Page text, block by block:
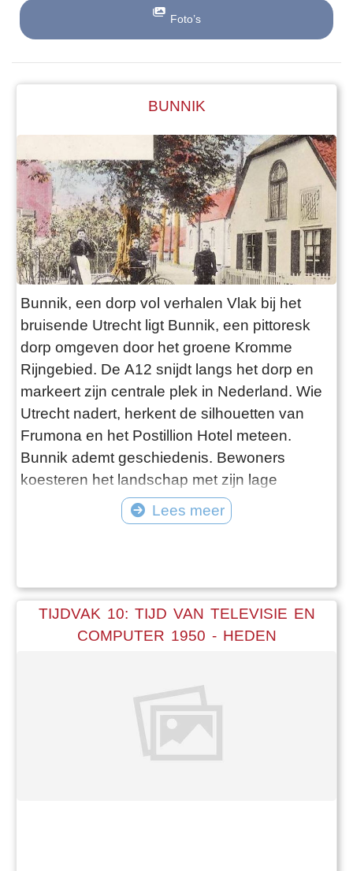
Foto’s
BUNNIK
Bunnik, een dorp vol verhalen Vlak bij het
bruisende Utrecht ligt Bunnik, een pittoresk
dorp omgeven door het groene Kromme
Rijngebied. De A12 snijdt langs het dorp en
markeert zijn centrale plek in Nederland. Wie
Utrecht nadert, herkent de silhouetten van
Frumona en het Postillion Hotel meteen.
Bunnik ademt geschiedenis. Bewoners
koesteren het landschap met zijn lage
boerderijen, klompenpaden en landgoederen
zoals Amelisweerd en Rhijnauwen. Bij
Waterlinie elkaar – ooit stonden hier een
castellum en ee
Lees meer
TIJDVAK 10: TIJD VAN TELEVISIE EN
COMPUTER 1950 - HEDEN